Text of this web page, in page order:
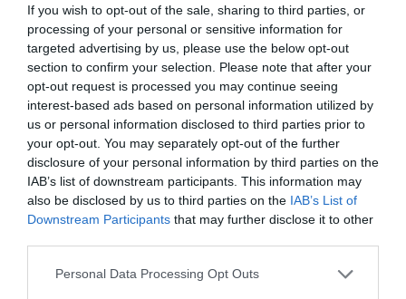
If you wish to opt-out of the sale, sharing to third parties, or
processing of your personal or sensitive information for
targeted advertising by us, please use the below opt-out
section to confirm your selection. Please note that after your
opt-out request is processed you may continue seeing
interest-based ads based on personal information utilized by
us or personal information disclosed to third parties prior to
your opt-out. You may separately opt-out of the further
disclosure of your personal information by third parties on the
IAB’s list of downstream participants. This information may
also be disclosed by us to third parties on the IAB’s List of
Downstream Participants that may further disclose it to other
Please note that this website/app uses one or more Google
Personal Data Processing Opt Outs
Συμφωνία των επτά χωρών του ΟΠΕΚ+
για το πετρέλαιο: Αυξάνεται η
παραγωγή κατά 188.000 βαρέλια
ημερησίως
02.08.2026 | 17:38